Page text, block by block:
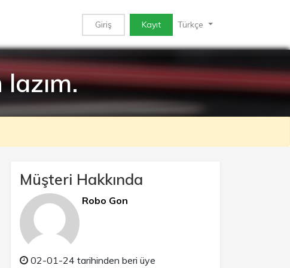
Giriş Kayıt Türkçe
Müşteri Hakkında
Robo Gon
02-01-24 tarihinden beri üye